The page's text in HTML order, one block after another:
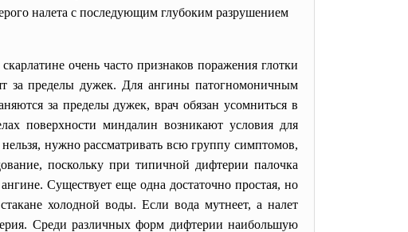
налета с последующим глубоким разрушением
очень часто признаков поражения глотки
за пределы дужек. Для ангины патогномоничным
за пределы дужек, врач обязан усомниться в
поверхности миндалин возникают условия для
нужно рассматривать всю группу симптомов,
поскольку при типичной дифтерии палочка
Существует еще одна достаточно простая, но
холодной воды. Если вода мутнеет, а налет
Среди различных форм дифтерии наибольшую